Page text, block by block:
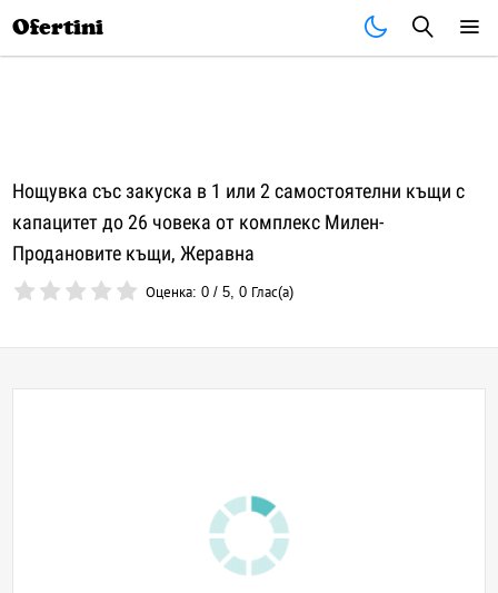
Ofertini
Нощувка със закуска в 1 или 2 самостоятелни къщи с
капацитет до 26 човека от комплекс Милен-
Продановите къщи, Жеравна
Оценка:0 /5,0 Глас(а)